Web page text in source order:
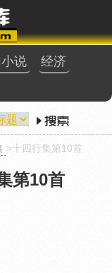
说
经济
>十四行集第10首
第10首